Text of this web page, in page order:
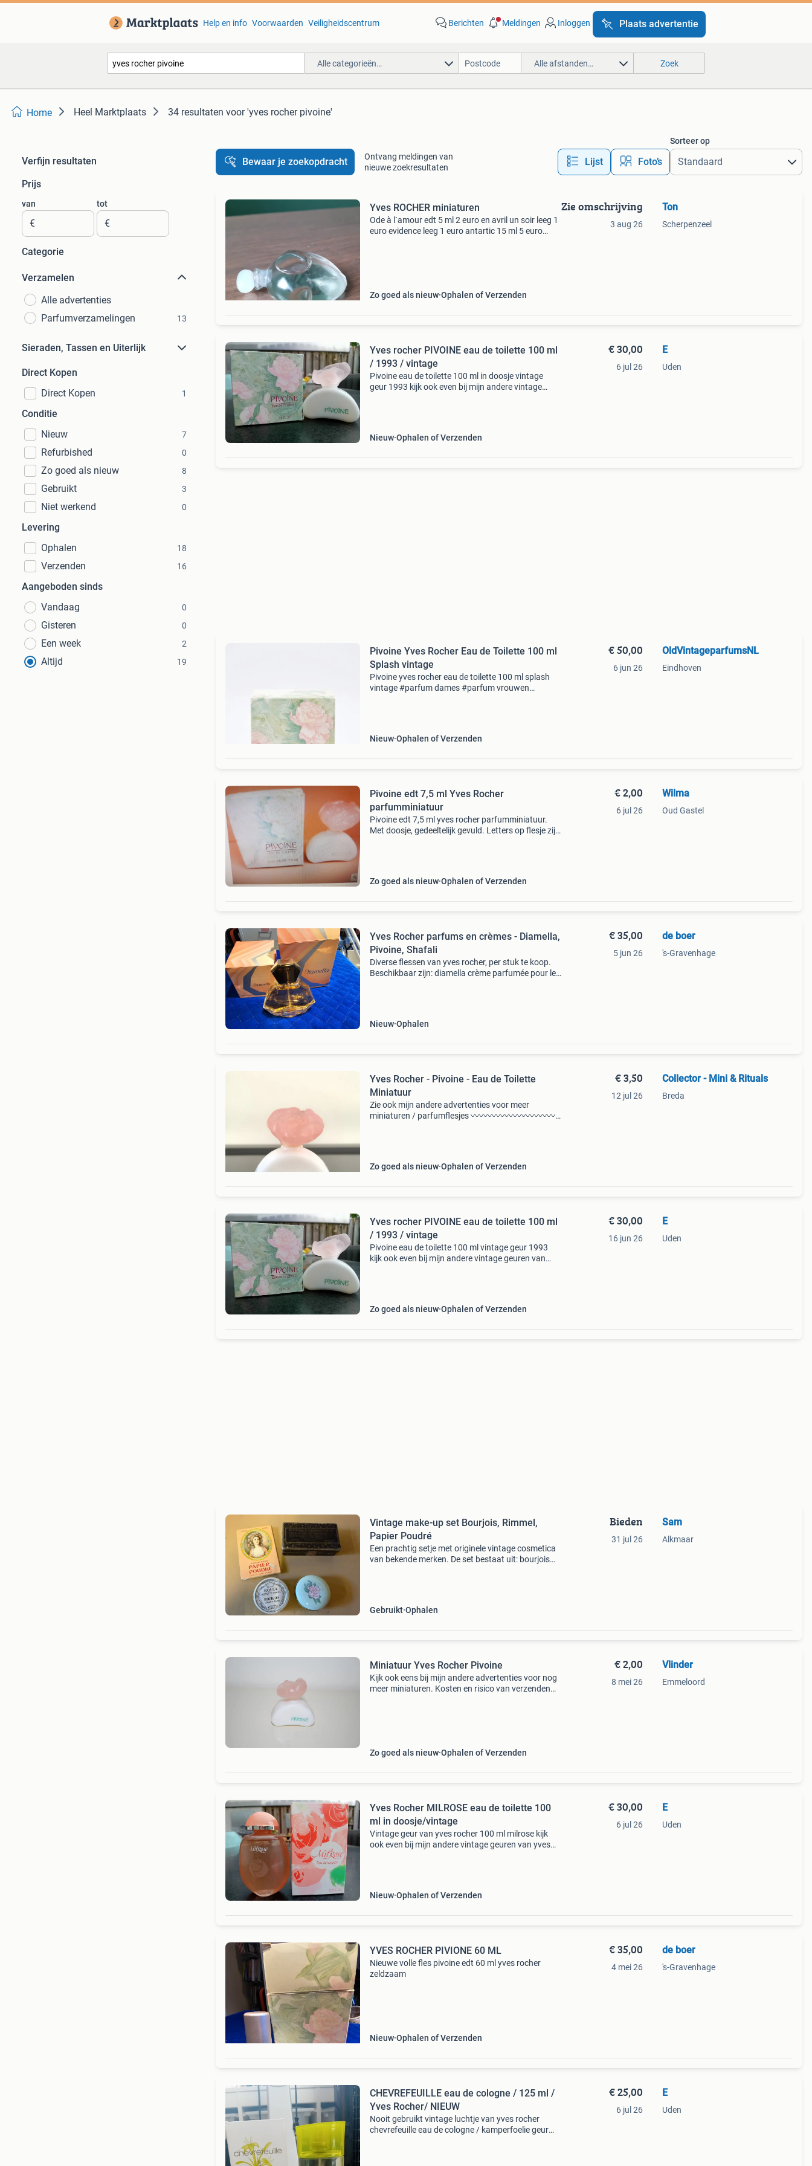
Help en info Voorwaarden Veiligheidscentrum Berichten Meldingen Inloggen Plaats advertentie
Alle categorieën… Alle afstanden… Zoek
Home Heel Marktplaats 34 resultaten voor 'yves rocher pivoine'
Verfijn resultaten
Prijs
van
€
tot
€
Categorie
Verzamelen
Alle advertenties
Parfumverzamelingen
13
Sieraden, Tassen en Uiterlijk
Direct Kopen
Direct Kopen
1
Conditie
Nieuw
7
Refurbished 0
Zo goed als nieuw 8
Gebruikt 3
Niet werkend 0
Levering
Ophalen
18
Verzenden 16
Aangeboden sinds
Vandaag
0
Gisteren 0
Een week 2
Altijd 19
Bewaar je zoekopdracht
Ontvang meldingen van
nieuwe zoekresultaten
Lijst Foto’s
Sorteer op
Yves ROCHER miniaturen
Ode à l`amour edt 5 ml 2 euro en avril un soir leeg 1
euro evidence leeg 1 euro antartic 15 ml 5 euro
Zo goed als nieuw Ophalen of Verzenden
Zie omschrijving
3 aug 26
Ton
Scherpenzeel
Yves rocher PIVOINE eau de toilette 100 ml
/ 1993 / vintage
Pivoine eau de toilette 100 ml in doosje vintage
geur 1993 kijk ook even bij mijn andere vintage
Nieuw Ophalen of Verzenden
€ 30,00
6 jul 26
E
Uden
Pivoine Yves Rocher Eau de Toilette 100 ml
Splash vintage
Pivoine yves rocher eau de toilette 100 ml splash
vintage #parfum dames #parfum vrouwen
Nieuw Ophalen of Verzenden
€ 50,00
6 jun 26
OldVintageparfumsNL
Eindhoven
Pivoine edt 7,5 ml Yves Rocher
parfumminiatuur
Pivoine edt 7,5 ml yves rocher parfumminiatuur.
Met doosje, gedeeltelijk gevuld. Letters op flesje zijn
Zo goed als nieuw Ophalen of Verzenden
€ 2,00
6 jul 26
Wilma
Oud Gastel
Yves Rocher parfums en crèmes - Diamella,
Pivoine, Shafali
Diverse flessen van yves rocher, per stuk te koop.
Beschikbaar zijn: diamella crème parfumée pour le
Nieuw Ophalen
€ 35,00
5 jun 26
de boer
's-Gravenhage
Yves Rocher - Pivoine - Eau de Toilette
Miniatuur
Zie ook mijn andere advertenties voor meer
miniaturen / parfumflesjes 〰️〰️〰️〰️〰️〰️〰️〰️〰️〰️
Zo goed als nieuw Ophalen of Verzenden
€ 3,50
12 jul 26
Collector - Mini & Rituals
Breda
Yves rocher PIVOINE eau de toilette 100 ml
/ 1993 / vintage
Pivoine eau de toilette 100 ml vintage geur 1993
kijk ook even bij mijn andere vintage geuren van
Zo goed als nieuw Ophalen of Verzenden
€ 30,00
16 jun 26
E
Uden
Vintage make-up set Bourjois, Rimmel,
Papier Poudré
Een prachtig setje met originele vintage cosmetica
van bekende merken. De set bestaat uit: bourjois
Gebruikt Ophalen
Bieden
31 jul 26
Sam
Alkmaar
Miniatuur Yves Rocher Pivoine
Kijk ook eens bij mijn andere advertenties voor nog
meer miniaturen. Kosten en risico van verzenden
Zo goed als nieuw Ophalen of Verzenden
€ 2,00
8 mei 26
Vlinder
Emmeloord
Yves Rocher MILROSE eau de toilette 100
ml in doosje/vintage
Vintage geur van yves rocher 100 ml milrose kijk
ook even bij mijn andere vintage geuren van yves
Nieuw Ophalen of Verzenden
€ 30,00
6 jul 26
E
Uden
YVES ROCHER PIVIONE 60 ML
Nieuwe volle fles pivoine edt 60 ml yves rocher
zeldzaam
Nieuw Ophalen of Verzenden
€ 35,00
4 mei 26
de boer
's-Gravenhage
CHEVREFEUILLE eau de cologne / 125 ml /
Yves Rocher/ NIEUW
Nooit gebruikt vintage luchtje van yves rocher
chevrefeuille eau de cologne / kamperfoelie geur
€ 25,00
6 jul 26
E
Uden